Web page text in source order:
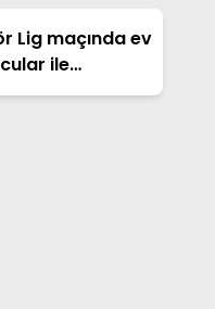
Lig maçında ev
ile